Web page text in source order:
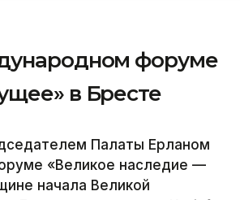
форуме
в Бресте
Палаты Ерланом
«Великое наследие —
начала Великой